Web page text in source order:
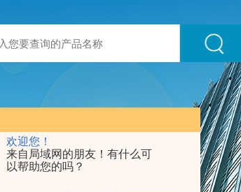
欢迎您！
来自局域网的朋友！有什么可
以帮助您的吗？